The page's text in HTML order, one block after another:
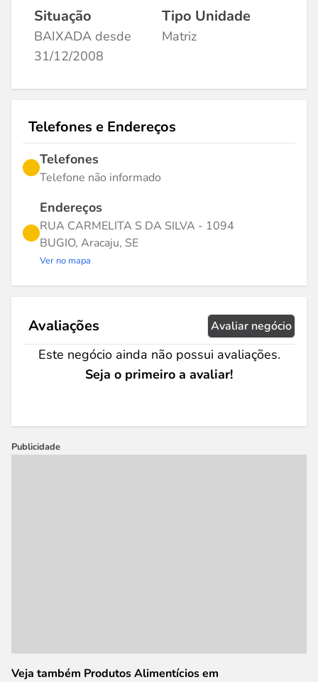
Situação
BAIXADA desde
31/12/2008
Tipo Unidade
Matriz
Telefones e Endereços
Telefones
Telefone não informado
Endereços
RUA CARMELITA S DA SILVA - 1094
BUGIO, Aracaju, SE
Ver no mapa
Avaliações Avaliar negócio
Este negócio ainda não possui avaliações.
Seja o primeiro a avaliar!
Publicidade
Veja também Produtos Alimentícios em